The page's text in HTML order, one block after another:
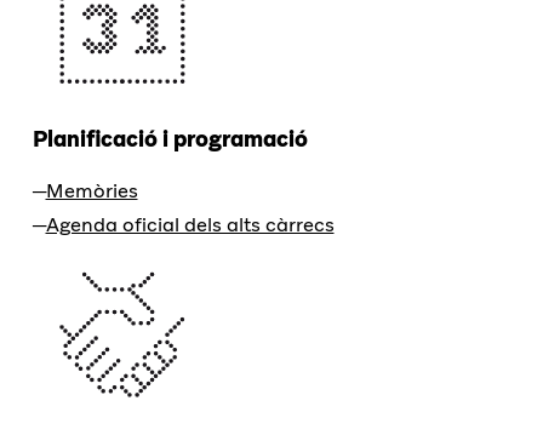
Planificació i programació
Memòries
Agenda oficial dels alts càrrecs